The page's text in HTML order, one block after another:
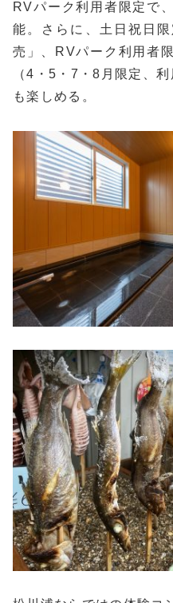
RVパーク利用者限定で
能。さらに、土日祝日
売」、RVパーク利用者
（4・5・7・8月限定、
も楽しめる。